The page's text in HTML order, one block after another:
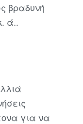
βραδυνή
ά..
για να